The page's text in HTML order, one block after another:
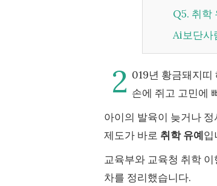
Q5. 취
Ai보단
2 019년 황금돼지띠
손에 쥐고 고민에
아이의 발육이 늦거나
제도가 바로 취학 유예입
교육부와 교육청 취학
차를 정리했습니다.